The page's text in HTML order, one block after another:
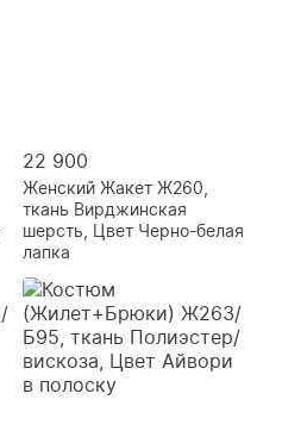
22 900
Женский Жакет Ж260,
ткань Вирджинская
шерсть, Цвет Черно-белая
лапка